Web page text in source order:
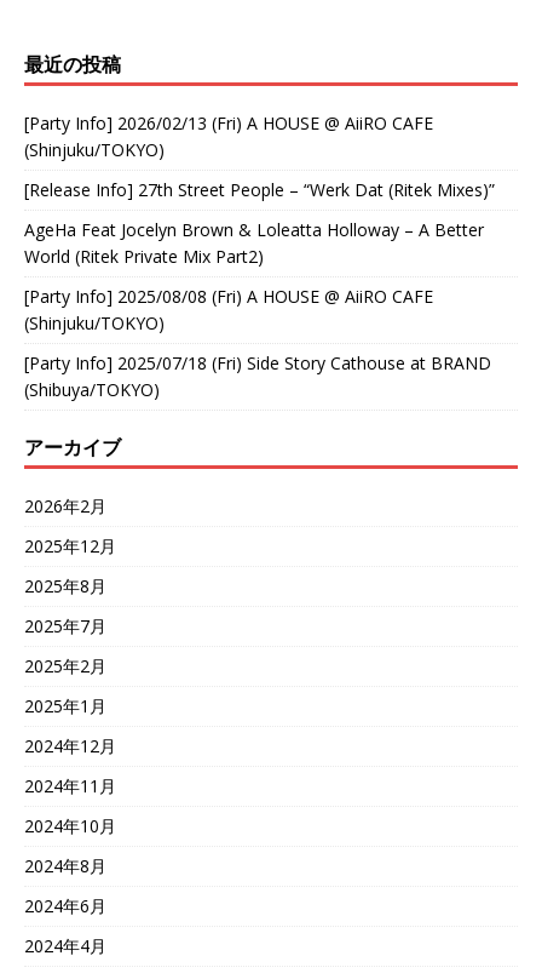
最近の投稿
[Party Info] 2026/02/13 (Fri) A HOUSE @ AiiRO CAFE
(Shinjuku/TOKYO)
[Release Info] 27th Street People – “Werk Dat (Ritek Mixes)”
AgeHa Feat Jocelyn Brown & Loleatta Holloway – A Better
World (Ritek Private Mix Part2)
[Party Info] 2025/08/08 (Fri) A HOUSE @ AiiRO CAFE
(Shinjuku/TOKYO)
[Party Info] 2025/07/18 (Fri) Side Story Cathouse at BRAND
(Shibuya/TOKYO)
アーカイブ
2026年2月
2025年12月
2025年8月
2025年7月
2025年2月
2025年1月
2024年12月
2024年11月
2024年10月
2024年8月
2024年6月
2024年4月